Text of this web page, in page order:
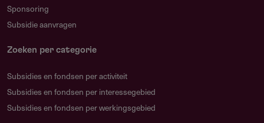
Bij positieve beoordeling: vul het online formulier (zie
links)
Uiterlijk 14 dagen later ontvang je bericht
Indientermijn
Sponsoring
Subsidie aanvragen
Zoeken per categorie
Subsidies en fondsen per activiteit
Subsidies en fondsen per interessegebied
Subsidies en fondsen per werkingsgebied